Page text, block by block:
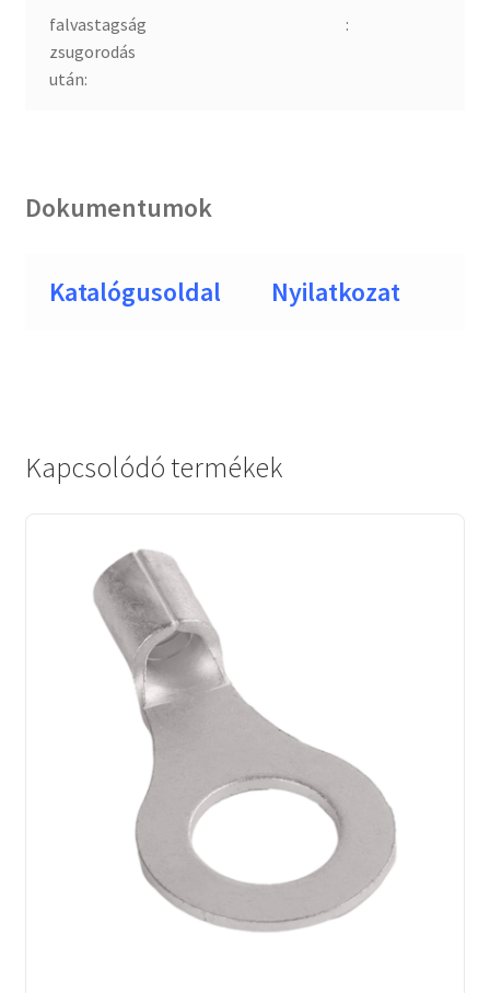
falvastagság
zsugorodás
után:
:
Dokumentumok
Katalógusoldal Nyilatkozat
Kapcsolódó termékek